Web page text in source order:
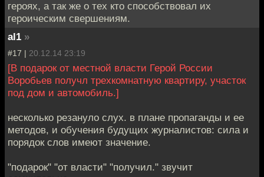
героях, а так же о тех кто способствовал их
героическим свершениям.
al1 »
#17 | 20.12.14 23:19
[В подарок от местной власти Герой России
Воробьев получл трехкомнатную квартиру, участок
под дом и автомобиль.]
несколько резануло слух. в плане пропаганды и ее
методов, и обучения будущих журналистов: сила и
порядок слов имеют значение.
"подарок" "от власти" "получил." звучит